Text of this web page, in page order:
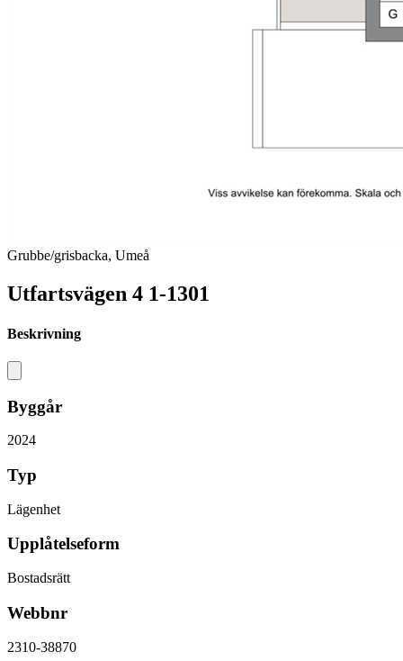
Grubbe/grisbacka, Umeå
Utfartsvägen 4 1-1301
Beskrivning
Byggår
2024
Typ
Lägenhet
Upplåtelseform
Bostadsrätt
Webbnr
2310-38870